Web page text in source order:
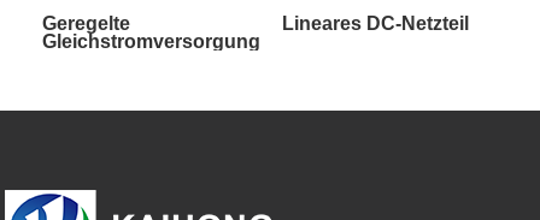
Geregelte
Gleichstromversorgung
Lineares DC-Netzteil